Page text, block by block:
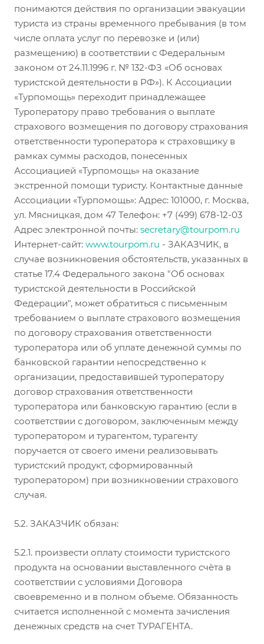
понимаются действия по организации эвакуации
туриста из страны временного пребывания (в том
числе оплата услуг по перевозке и (или)
размещению) в соответствии с Федеральным
законом от 24.11.1996 г. № 132-ФЗ «Об основах
туристской деятельности в РФ»). К Ассоциации
«Турпомощь» переходит принадлежащее
Туроператору право требования о выплате
страхового возмещения по договору страхования
ответственности туроператора к страховщику в
рамках суммы расходов, понесенных
Ассоциацией «Турпомощь» на оказание
экстренной помощи туристу. Контактные данные
Ассоциации «Турпомощь»: Адрес: 101000, г. Москва,
ул. Мясницкая, дом 47 Телефон: +7 (499) 678-12-03
Адрес электронной почты: secretary@tourpom.ru
Интернет-сайт: www.tourpom.ru - ЗАКАЗЧИК, в
случае возникновения обстоятельств, указанных в
статье 17.4 Федерального закона "Об основах
туристской деятельности в Российской
Федерации", может обратиться с письменным
требованием о выплате страхового возмещения
по договору страхования ответственности
туроператора или об уплате денежной суммы по
банковской гарантии непосредственно к
организации, предоставившей туроператору
договор страхования ответственности
туроператора или банковскую гарантию (если в
соответствии с договором, заключенным между
туроператором и турагентом, турагенту
поручается от своего имени реализовывать
туристский продукт, сформированный
туроператором) при возникновении страхового
случая.
5.2. ЗАКАЗЧИК обязан:
5.2.1. произвести оплату стоимости туристского
продукта на основании выставленного счѐта в
соответствии с условиями Договора
своевременно и в полном объеме. Обязанность
считается исполненной с момента зачисления
денежных средств на счет ТУРАГЕНТА.